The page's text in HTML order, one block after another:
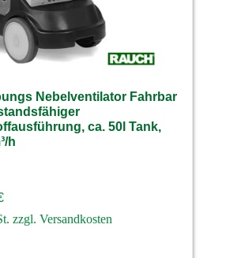
Nebelventilator Fahrbar
ca. 50l Tank,
h